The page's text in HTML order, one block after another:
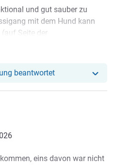
und gut sauber zu
mit dem Hund kann
Seite der
Grünstreifen nutzen
mitnehmen, Mülleimer ist am
ziemlich ruhig auf dem
zeitweise viel Betrieb, aber
Fahrstuhl überall hin.
Unbedingt Tiefgarage
aussen so gut wie
war es in den
kühl. Zimmer auch sehr
freundlich. Später Checkout
beantwortetUnser Hotel hat
1.5/5
eins davon war nicht